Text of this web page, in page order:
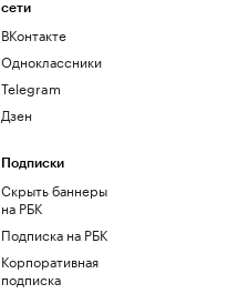
сети
ВКонтакте
Одноклассники
Telegram
Дзен
Подписки
Скрыть баннеры
на РБК
Подписка на РБК
Корпоративная
подписка